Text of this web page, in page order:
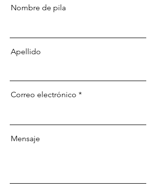
Nombre de pila
Apellido
Correo electrónico
Mensaje